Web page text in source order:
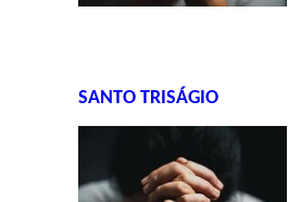
SANTO TRISÁGIO